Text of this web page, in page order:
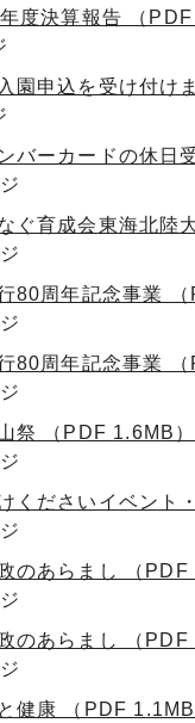
度決算報告 （PDF
園申込を受け付け
バーカードの休日
ぐ育成会東海北陸
80周年記念事業 （
80周年記念事業 （
祭 （PDF 1.6MB）
くださいイベント
のあらまし （PDF
のあらまし （PDF
健康 （PDF 1.1MB